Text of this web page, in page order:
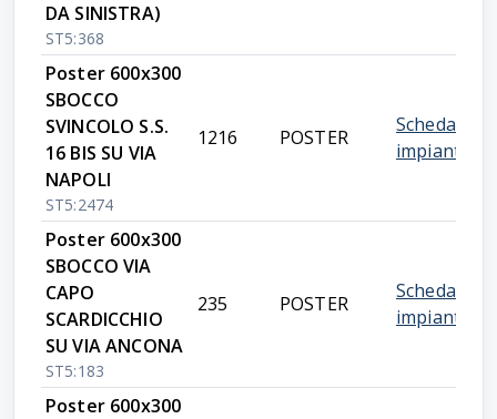
DA SINISTRA)
ST5:368
Poster 600x300
SBOCCO
SVINCOLO S.S.
16 BIS SU VIA
NAPOLI
ST5:2474
1216 POSTER
Scheda
impianto
Poster 600x300
SBOCCO VIA
CAPO
SCARDICCHIO
SU VIA ANCONA
ST5:183
235 POSTER
Scheda
impianto
Poster 600x300